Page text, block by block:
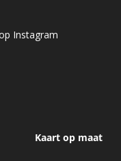
Instagram
Kaart op maat